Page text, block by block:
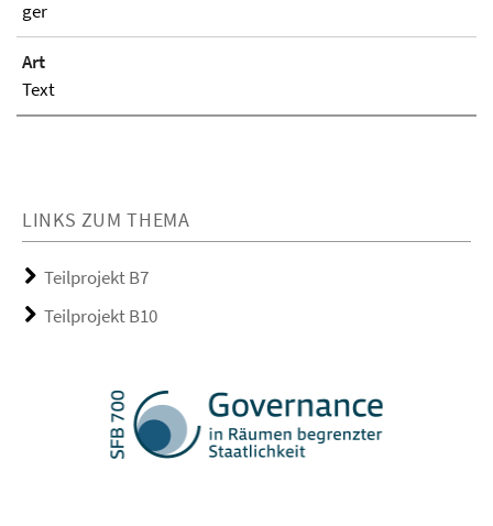
ger
Art
Text
LINKS ZUM THEMA
Teilprojekt B7
Teilprojekt B10